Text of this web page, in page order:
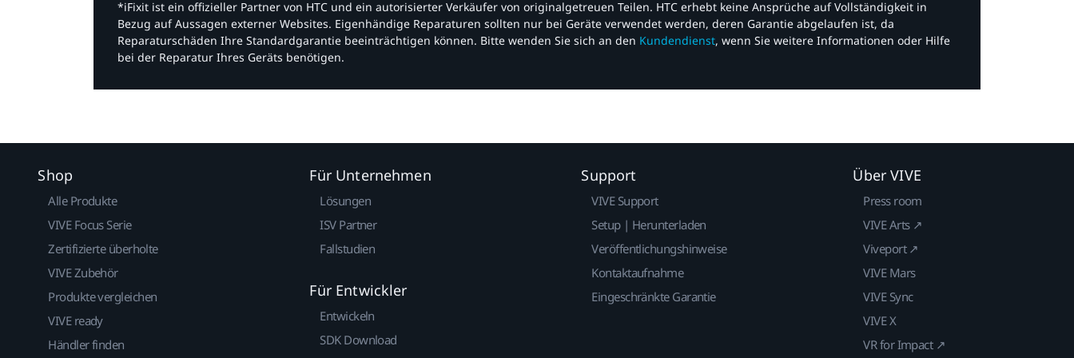
*iFixit ist ein offizieller Partner von HTC und ein autorisierter Verkäufer von originalgetreuen Teilen. HTC erhebt keine Ansprüche auf Vollständigkeit in
Bezug auf Aussagen externer Websites. Eigenhändige Reparaturen sollten nur bei Geräte verwendet werden, deren Garantie abgelaufen ist, da
Reparaturschäden Ihre Standardgarantie beeinträchtigen können. Bitte wenden Sie sich an den Kundendienst, wenn Sie weitere Informationen oder Hilfe
bei der Reparatur Ihres Geräts benötigen.​
Shop
Alle Produkte
VIVE Focus Serie
Zertifizierte überholte
VIVE Zubehör
Produkte vergleichen
VIVE ready
Händler finden
Für Unternehmen
Lösungen
ISV Partner
Fallstudien
Für Entwickler
Entwickeln
SDK Download
Support
VIVE Support
Setup | Herunterladen
Veröffentlichungshinweise
Kontaktaufnahme
Eingeschränkte Garantie
Über VIVE
Press room
VIVE Arts ↗
Viveport ↗
VIVE Mars
VIVE Sync
VIVE X
VR for Impact ↗